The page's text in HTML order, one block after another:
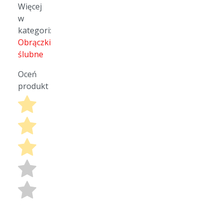
Więcej
w
kategori:
Obrączki
ślubne
Oceń
produkt